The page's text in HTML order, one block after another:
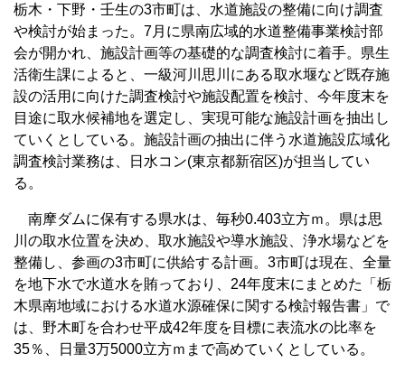
栃木・下野・壬生の3市町は、水道施設の整備に向け調査
や検討が始まった。7月に県南広域的水道整備事業検討部
会が開かれ、施設計画等の基礎的な調査検討に着手。県生
活衛生課によると、一級河川思川にある取水堰など既存施
設の活用に向けた調査検討や施設配置を検討、今年度末を
目途に取水候補地を選定し、実現可能な施設計画を抽出し
ていくとしている。施設計画の抽出に伴う水道施設広域化
調査検討業務は、日水コン(東京都新宿区)が担当してい
る。
南摩ダムに保有する県水は、毎秒0.403立方ｍ。県は思
川の取水位置を決め、取水施設や導水施設、浄水場などを
整備し、参画の3市町に供給する計画。3市町は現在、全量
を地下水で水道水を賄っており、24年度末にまとめた「栃
木県南地域における水道水源確保に関する検討報告書」で
は、野木町を合わせ平成42年度を目標に表流水の比率を
35％、日量3万5000立方ｍまで高めていくとしている。